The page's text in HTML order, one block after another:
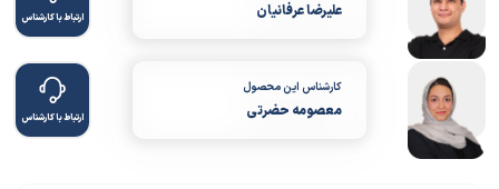
علیرضا عرفانیان ارتباط با کارشناس
کارشناس این محصول
معصومه حضرتی ارتباط با کارشناس